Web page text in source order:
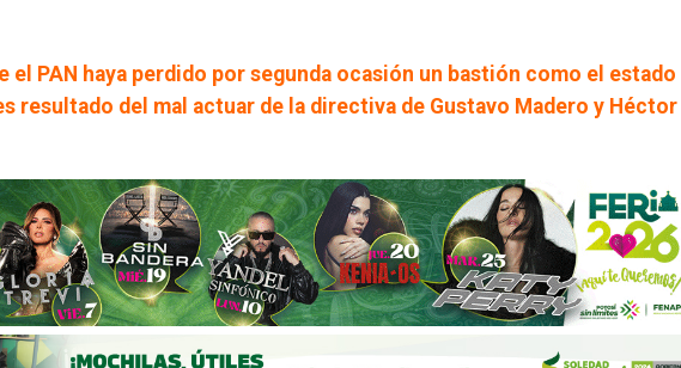
el PAN haya perdido por segunda ocasión un bastión como el estado
resultado del mal actuar de la directiva de Gustavo Madero y Héctor